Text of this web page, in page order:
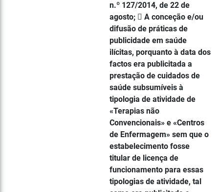
n.º 127/2014, de 22 de
agosto;  A conceção e/ou
difusão de práticas de
publicidade em saúde
ilícitas, porquanto à data dos
factos era publicitada a
prestação de cuidados de
saúde subsumíveis à
tipologia de atividade de
«Terapias não
Convencionais» e «Centros
de Enfermagem» sem que o
estabelecimento fosse
titular de licença de
funcionamento para essas
tipologias de atividade, tal